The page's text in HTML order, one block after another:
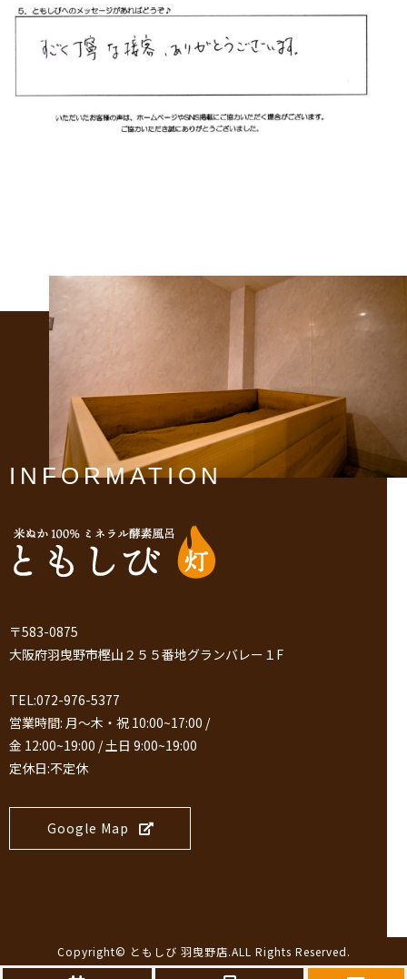
INFORMATION
〒583-0875
大阪府羽曳野市樫山２５５番地グランバレー１F
TEL:072-976-5377
営業時間: 月～木・祝 10:00~17:00 /
金 12:00~19:00 / 土日 9:00~19:00
定休日:不定休
Google Map
Copyright© ともしび 羽曳野店.ALL Rights Reserved.